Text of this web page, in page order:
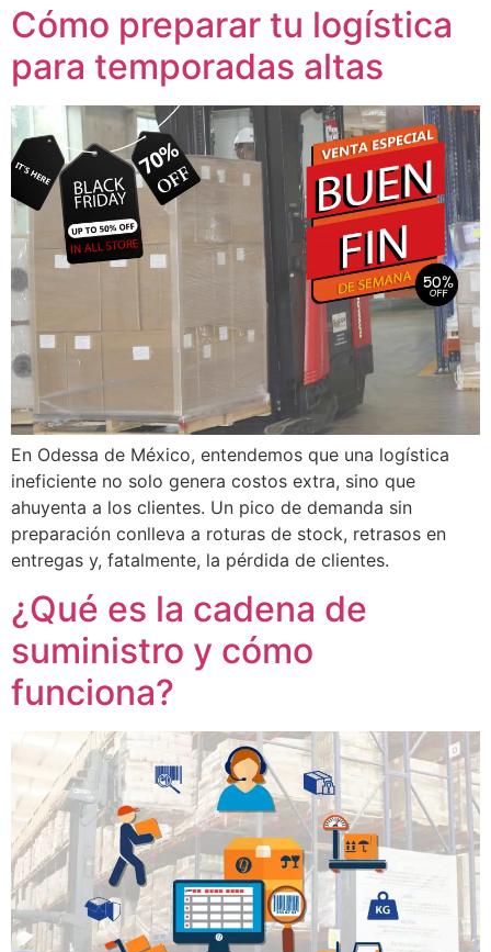
Cómo preparar tu logística
para temporadas altas
En Odessa de México, entendemos que una logística
ineficiente no solo genera costos extra, sino que
ahuyenta a los clientes. Un pico de demanda sin
preparación conlleva a roturas de stock, retrasos en
entregas y, fatalmente, la pérdida de clientes.
¿Qué es la cadena de
suministro y cómo
funciona?